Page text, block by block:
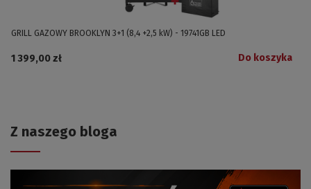
GRILL GAZOWY BROOKLYN 3+1 (8,4 +2,5 kW) - 19741GB LED
1 399,00 zł Do koszyka
Z naszego bloga